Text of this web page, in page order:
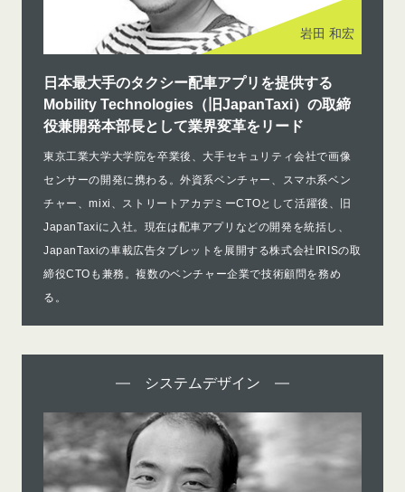
岩田 和宏
日本最大手のタクシー配車アプリを提供する
Mobility Technologies（旧JapanTaxi）の取締
役兼開発本部長として業界変革をリード
東京工業大学大学院を卒業後、大手セキュリティ会社で画像
センサーの開発に携わる。外資系ベンチャー、スマホ系ベン
チャー、mixi、ストリートアカデミーCTOとして活躍後、旧
JapanTaxiに入社。現在は配車アプリなどの開発を統括し、
JapanTaxiの車載広告タブレットを展開する株式会社IRISの取
締役CTOも兼務。複数のベンチャー企業で技術顧問を務め
る。
システムデザイン